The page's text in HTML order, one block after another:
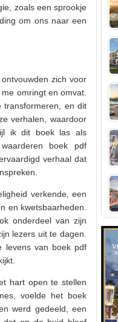
zoals een sprookje
om ons naar een
zich voor
omringt en omvat.
transformeren, en dit
verhalen, waardoor
ik dit boek las als
boek pdf
verhaal dat
verkende, een
en kwetsbaarheden.
onderdeel van zijn
lezers uit te dagen.
levens van boek pdf
hart open te stellen
voelde het boek
werd gedeeld, een